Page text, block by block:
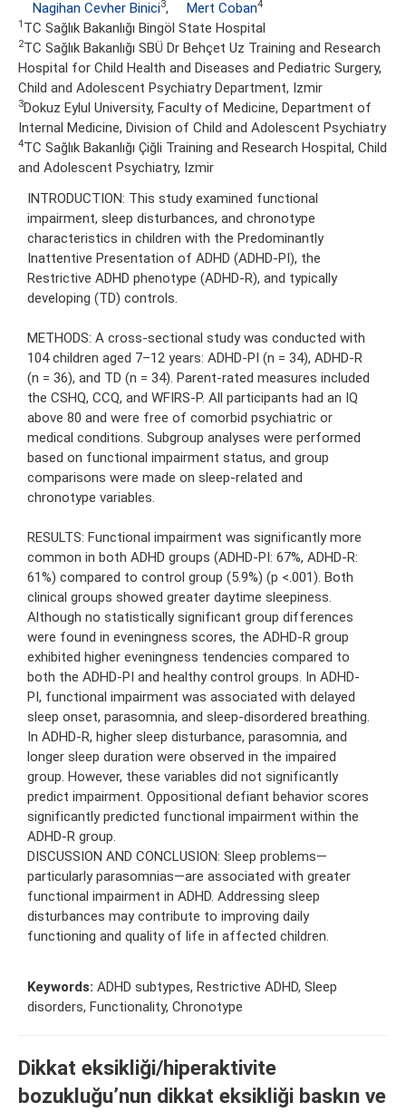
Nagihan Cevher Binici3, Mert Coban4
1 TC Sağlık Bakanlığı Bingöl State Hospital
2TC Sağlık Bakanlığı SBÜ Dr Behçet Uz Training and Research
Hospital for Child Health and Diseases and Pediatric Surgery,
Child and Adolescent Psychiatry Department, Izmir
3Dokuz Eylul University, Faculty of Medicine, Department of
Internal Medicine, Division of Child and Adolescent Psychiatry
4TC Sağlık Bakanlığı Çiğli Training and Research Hospital, Child
and Adolescent Psychiatry, Izmir
INTRODUCTION: This study examined functional
impairment, sleep disturbances, and chronotype
characteristics in children with the Predominantly
Inattentive Presentation of ADHD (ADHD-PI), the
Restrictive ADHD phenotype (ADHD-R), and typically
developing (TD) controls.
METHODS: A cross-sectional study was conducted with
104 children aged 7–12 years: ADHD-PI (n = 34), ADHD-R
(n = 36), and TD (n = 34). Parent-rated measures included
the CSHQ, CCQ, and WFIRS-P. All participants had an IQ
above 80 and were free of comorbid psychiatric or
medical conditions. Subgroup analyses were performed
based on functional impairment status, and group
comparisons were made on sleep-related and
chronotype variables.
RESULTS: Functional impairment was significantly more
common in both ADHD groups (ADHD-PI: 67%, ADHD-R:
61%) compared to control group (5.9%) (p <.001). Both
clinical groups showed greater daytime sleepiness.
Although no statistically significant group differences
were found in eveningness scores, the ADHD-R group
exhibited higher eveningness tendencies compared to
both the ADHD-PI and healthy control groups. In ADHD-
PI, functional impairment was associated with delayed
sleep onset, parasomnia, and sleep-disordered breathing.
In ADHD-R, higher sleep disturbance, parasomnia, and
longer sleep duration were observed in the impaired
group. However, these variables did not significantly
predict impairment. Oppositional defiant behavior scores
significantly predicted functional impairment within the
ADHD-R group.
DISCUSSION AND CONCLUSION: Sleep problems—
particularly parasomnias—are associated with greater
functional impairment in ADHD. Addressing sleep
disturbances may contribute to improving daily
functioning and quality of life in affected children.
Keywords: ADHD subtypes, Restrictive ADHD, Sleep
disorders, Functionality, Chronotype
Dikkat eksikliği/hiperaktivite
bozukluğu’nun dikkat eksikliği baskın ve